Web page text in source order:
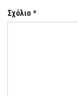
Σχόλιο *